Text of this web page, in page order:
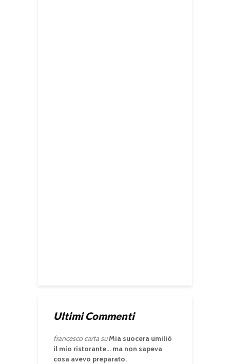
Ultimi Commenti
francesco cartasuMia suocera umiliò
il mio ristorante… ma non sapeva
cosa avevo preparato.